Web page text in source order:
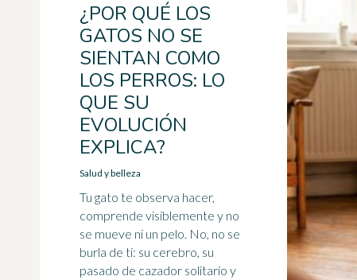
¿POR QUÉ LOS
GATOS NO SE
SIENTAN COMO
LOS PERROS: LO
QUE SU
EVOLUCIÓN
EXPLICA?
Salud y belleza
Tu gato te observa hacer,
comprende visiblemente y no
se mueve ni un pelo. No, no se
burla de ti: su cerebro, su
pasado de cazador solitario y